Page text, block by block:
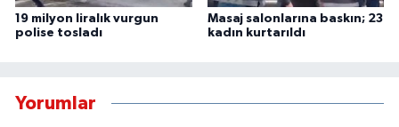
19 milyon liralık vurgun
polise tosladı
Masaj salonlarına baskın; 23
kadın kurtarıldı
Yorumlar